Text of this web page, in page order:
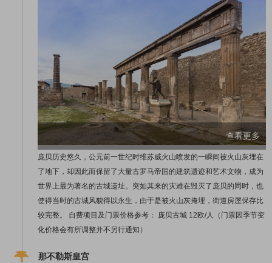
查看更多
庞贝历史悠久，公元前一世纪时维苏威火山喷发的一瞬间被火山灰埋在
了地下，却因此而保留了大量古罗马帝国的建筑遗迹和艺术文物，成为
世界上最为著名的古城遗址。突如其来的灾难在毁灭了庞贝的同时，也
使得当时的古城风貌得以永生，由于是被火山灰掩埋，街道房屋保存比
较完整。 自费项目及门票价格参考： 庞贝古城 12欧/人（门票因季节变
化价格会有所调整并不另行通知）
那不勒斯皇宫